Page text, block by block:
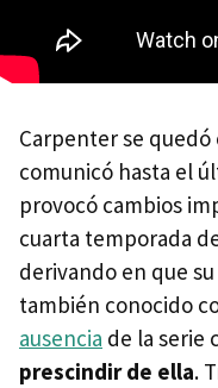
Carpenter se
comunicó hasta el
provocó cambios
cuarta temporada
derivando en que
también conocido
ausencia de la serie
prescindir de ella.